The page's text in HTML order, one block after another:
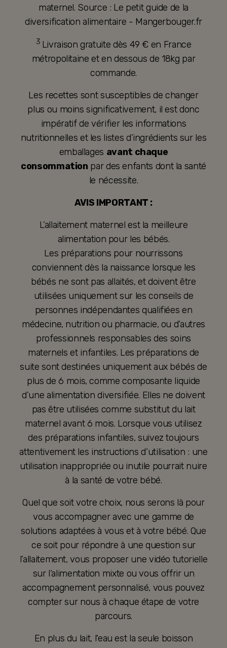
maternel. Source : Le petit guide de la
diversification alimentaire - Mangerbouger.fr
3 Livraison gratuite dès 49 € en France
métropolitaine et en dessous de 18kg par
commande.
Les recettes sont susceptibles de changer
plus ou moins significativement, il est donc
impératif de vérifier les informations
nutritionnelles et les listes d’ingrédients sur les
emballages avant chaque
consommation par des enfants dont la santé
le nécessite.
AVIS IMPORTANT :
L’allaitement maternel est la meilleure
alimentation pour les bébés.
Les préparations pour nourrissons
conviennent dès la naissance lorsque les
bébés ne sont pas allaités, et doivent être
utilisées uniquement sur les conseils de
personnes indépendantes qualifiées en
médecine, nutrition ou pharmacie, ou d’autres
professionnels responsables des soins
maternels et infantiles. Les préparations de
suite sont destinées uniquement aux bébés de
plus de 6 mois, comme composante liquide
d’une alimentation diversifiée. Elles ne doivent
pas être utilisées comme substitut du lait
maternel avant 6 mois. Lorsque vous utilisez
des préparations infantiles, suivez toujours
attentivement les instructions d’utilisation : une
utilisation inappropriée ou inutile pourrait nuire
à la santé de votre bébé.
Quel que soit votre choix, nous serons là pour
vous accompagner avec une gamme de
solutions adaptées à vous et à votre bébé. Que
ce soit pour répondre à une question sur
l’allaitement, vous proposer une vidéo tutorielle
sur l’alimentation mixte ou vous offrir un
accompagnement personnalisé, vous pouvez
compter sur nous à chaque étape de votre
parcours.
En plus du lait, l'eau est la seule boisson